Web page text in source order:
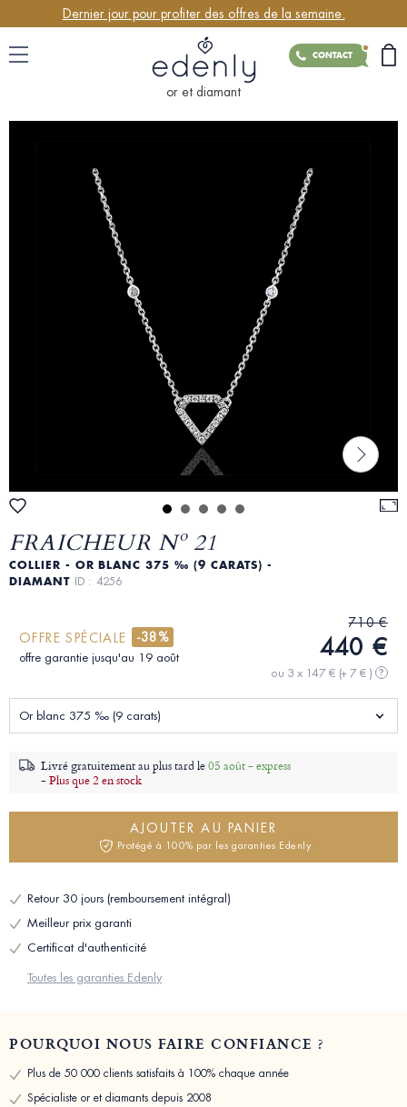
Dernier jour pour profiter des offres de la semaine.
CONTACT
or et diamant
FRAICHEUR Nº 21
COLLIER - OR BLANC 375 ‰ (9 CARATS) -
DIAMANT ID : 4256
OFFRE SPÉCIALE -38%
offre garantie jusqu'au 19 août
710 €
440 €
ou 3 x 147 € (+ 7 € ) ?
Or blanc 375 ‰ (9 carats)
Livré gratuitement au plus tard le05 août - express
-Plus que 2 en stock
AJOUTER AU PANIER
Protégé à 100% par les garanties Edenly
Retour 30 jours (remboursement intégral)
Meilleur prix garanti
Certificat d'authenticité
Toutes les garanties Edenly
POURQUOI NOUS FAIRE CONFIANCE ?
Plus de 50 000 clients satisfaits à 100% chaque année
Spécialiste or et diamants depuis 2008